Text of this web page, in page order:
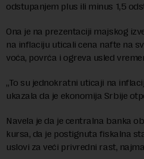
odstupanjem plus ili minus 1,5
Ona je na prezentaciji majskog
na inflaciju uticali cena nafte na
voća, povrća i ogreva usled
„To su jednokratni uticaji na
ukazala da je ekonomija Srbije
Navela je da je centralna banka
kursa, da je postignuta fiskalna
uslovi za veći privredni rast,